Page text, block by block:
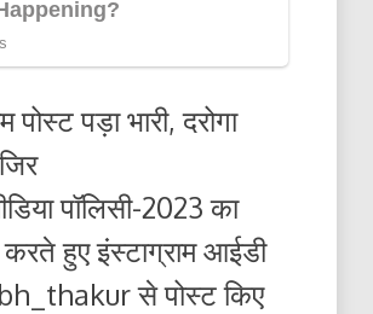
पोस्ट पड़ा भारी, दरोगा
पॉलिसी-2023 का
हुए इंस्टाग्राम आईडी
से पोस्ट किए